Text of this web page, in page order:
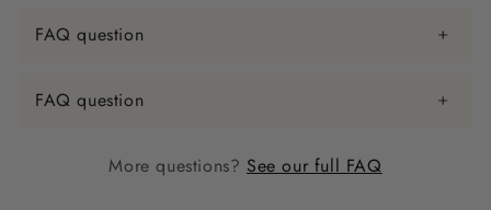
FAQ question
FAQ question
More questions? See our full FAQ